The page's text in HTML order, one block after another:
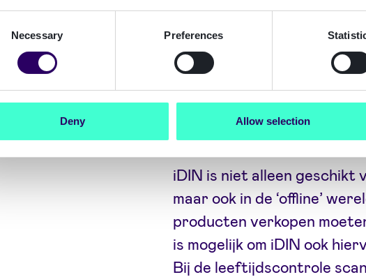
Necessary Preferences
Deny Allow selection
InnoValor wijst iDIN dan
leeftijdsverificatie. Naast
eID’s die hiervoor geschikt
iDIN-leeftijdsverificatie in
iDIN is niet alleen geschikt
maar ook in de ‘offline’
producten verkopen
is mogelijk om iDIN ook
Bij de leeftijdscontrole